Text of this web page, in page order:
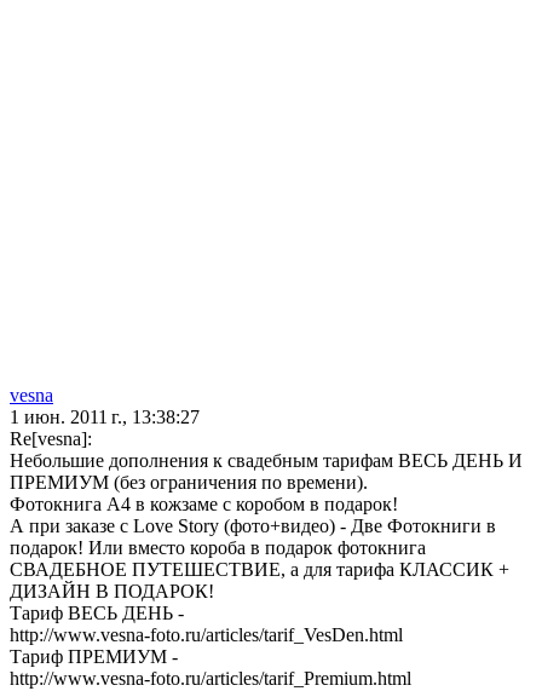
vesna
1 июн. 2011 г., 13:38:27
Re[vesna]:
Небольшие дополнения к свадебным тарифам ВЕСЬ ДЕНЬ И
ПРЕМИУМ (без ограничения по времени).
Фотокнига А4 в кожзаме с коробом в подарок!
А при заказе с Love Story (фото+видео) - Две Фотокниги в
подарок! Или вместо короба в подарок фотокнига
СВАДЕБНОЕ ПУТЕШЕСТВИЕ, а для тарифа КЛАССИК +
ДИЗАЙН В ПОДАРОК!
Тариф ВЕСЬ ДЕНЬ -
http://www.vesna-foto.ru/articles/tarif_VesDen.html
Тариф ПРЕМИУМ -
http://www.vesna-foto.ru/articles/tarif_Premium.html